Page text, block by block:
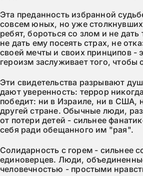
Эта преданность избранной
совсем юных, но уже
ребят, бороться со злом и не
не дать ему посеять страх, не
своей мечты и своих принципов -
героизм заслуживает того, чтобы
Эти свидетельства разрывают
дают уверенность: террор
победит: ни в Израиле, ни в США,
другей стране. Обычные люди,
от потери детей - сильнее
себя ради обещанного им "рая".
Солидарность с горем - сильнее
единоверцев. Люди,
человечностью - простыми